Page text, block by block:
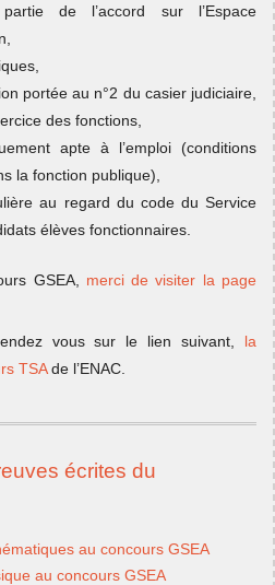
de l’accord sur l’Espace
portée au n°2 du casier judiciaire,
des fonctions,
apte à l’emploi (conditions
la fonction publique),
au regard du code du Service
élèves fonctionnaires.
GSEA, merci de visiter la page
vous sur le lien suivant, la
TSAde l’ENAC.
écrites du
au concours GSEA
au concours GSEA